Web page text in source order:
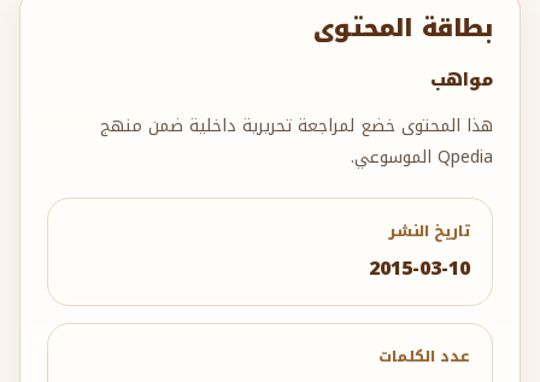
بطاقة المحتوى
مواهب
هذا المحتوى خضع لمراجعة تحريرية داخلية ضمن منهج
Qpedia الموسوعي.
تاريخ النشر
2015-03-10
عدد الكلمات